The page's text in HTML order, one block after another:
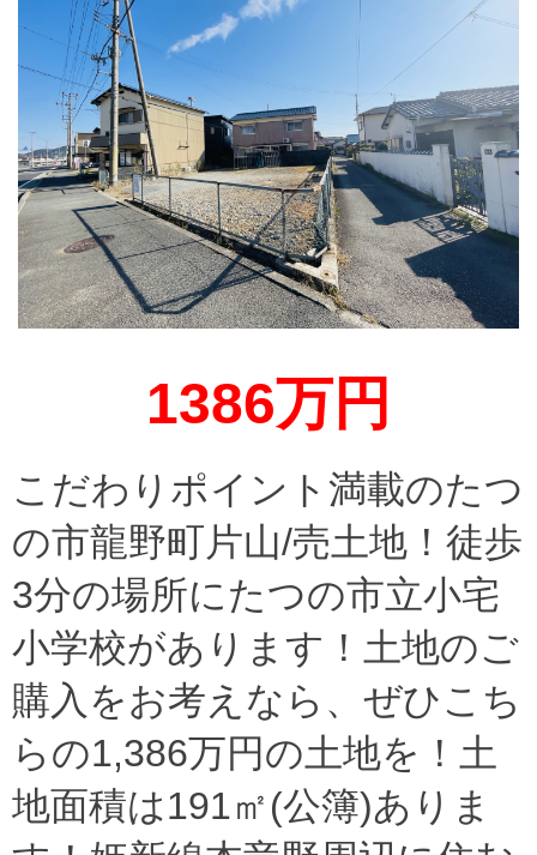
1386万円
こだわりポイント満載のたつ
の市龍野町片山/売土地！徒歩
3分の場所にたつの市立小宅
小学校があります！土地のご
購入をお考えなら、ぜひこち
らの1,386万円の土地を！土
地面積は191㎡(公簿)ありま